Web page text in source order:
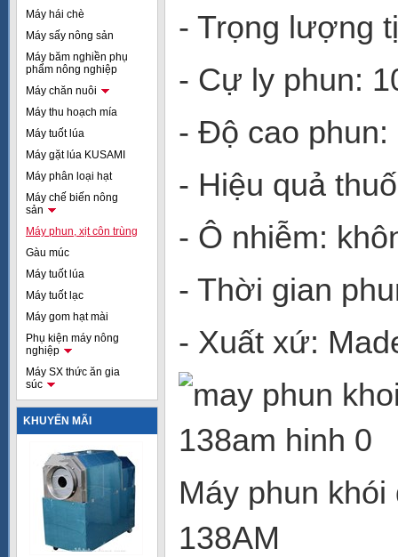
Máy hái chè
Máy sấy nông sản
Máy băm nghiền phụ
phẩm nông nghiệp
Máy chăn nuôi
Máy thu hoạch mía
Máy tuốt lúa
Máy gặt lúa KUSAMI
Máy phân loại hạt
Máy chế biến nông
sản
Máy phun, xịt côn trùng
Gàu múc
Máy tuốt lúa
Máy tuốt lạc
Máy gom hạt mài
Phụ kiện máy nông
nghiệp
Máy SX thức ăn gia
súc
KHUYẾN MÃI
- Trọng lượng
- Cự ly phun:
- Độ cao phun:
- Hiệu quả
- Ô nhiễm:
- Thời gian
- Xuất xứ:
Máy phun
138AM